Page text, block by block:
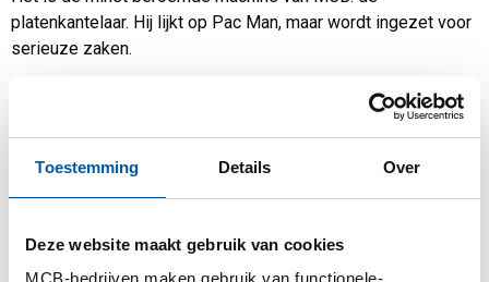
Toestemming Details Over
Deze website maakt gebruik van cookies
MCB-bedrijven maken gebruik van functionele-,
Staal
VMI
platenkantelaar. Hij lijkt op Pac Man, maar wordt ingezet voor
serieuze zaken.